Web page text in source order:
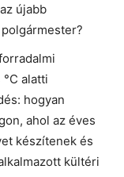
újabb
alatti
hogyan
ahol az éves
készítenek és
kültéri